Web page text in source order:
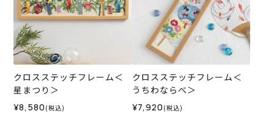
クロスステッチフレーム＜
星まつり＞
¥8,580 (税込)
クロスステッチフレーム＜
うちわならべ＞
¥7,920 (税込)